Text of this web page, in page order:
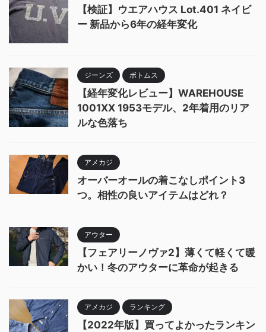
【検証】ウエアハウス Lot.401 ネイビ
ー 新品から6年の経年変化
ジーンズ ボトムス
【経年変化レビュー】WAREHOUSE
1001XX 1953モデル、2年着用のリア
ルな色落ち
アメカジ
オーバーオールの着こなしポイント3
つ。相性の良いアイテムはどれ？
アウター
【フェアリーノヴァ2】薄くて軽くて暖
かい！冬のアウターに革命が起きる
アメカジ ランキング
【2022年版】買ってよかったランキン